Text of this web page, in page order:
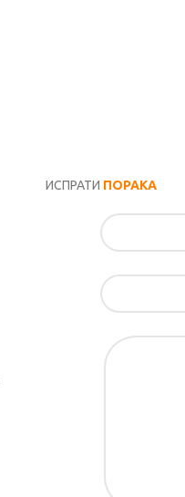
ИСПРАТИ ПОРАКА